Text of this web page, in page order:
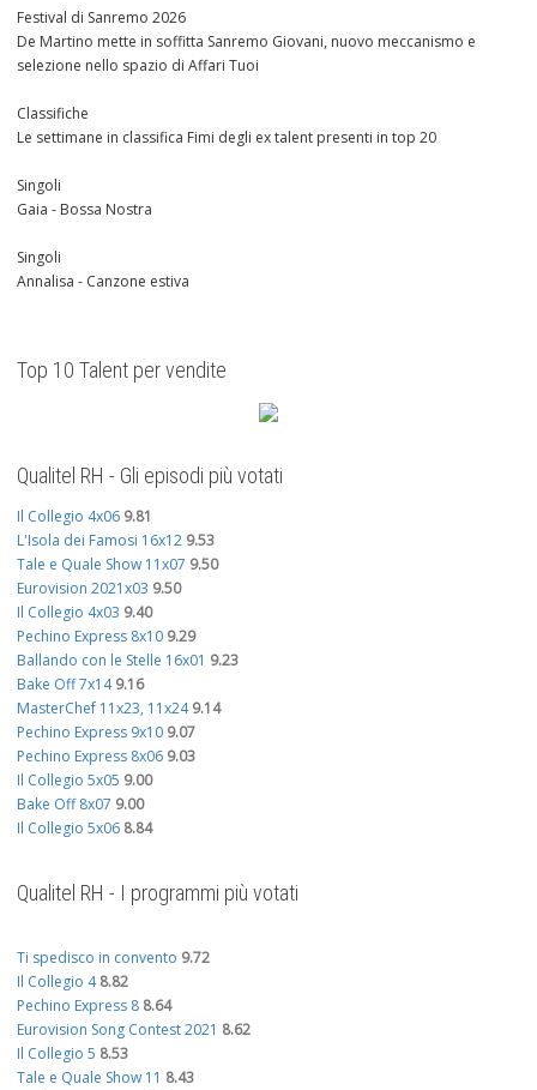
Festival di Sanremo 2026
De Martino mette in soffitta Sanremo Giovani, nuovo meccanismo e
selezione nello spazio di Affari Tuoi
Classifiche
Le settimane in classifica Fimi degli ex talent presenti in top 20
Singoli
Gaia - Bossa Nostra
Singoli
Annalisa - Canzone estiva
Top 10 Talent per vendite
Qualitel RH - Gli episodi più votati
Il Collegio 4x06 9.81
L'Isola dei Famosi 16x12 9.53
Tale e Quale Show 11x07 9.50
Eurovision 2021x03 9.50
Il Collegio 4x03 9.40
Pechino Express 8x10 9.29
Ballando con le Stelle 16x01 9.23
Bake Off 7x14 9.16
MasterChef 11x23, 11x24 9.14
Pechino Express 9x10 9.07
Pechino Express 8x06 9.03
Il Collegio 5x05 9.00
Bake Off 8x07 9.00
Il Collegio 5x06 8.84
Qualitel RH - I programmi più votati
Ti spedisco in convento 9.72
Il Collegio 4 8.82
Pechino Express 8 8.64
Eurovision Song Contest 2021 8.62
Il Collegio 5 8.53
Tale e Quale Show 11 8.43